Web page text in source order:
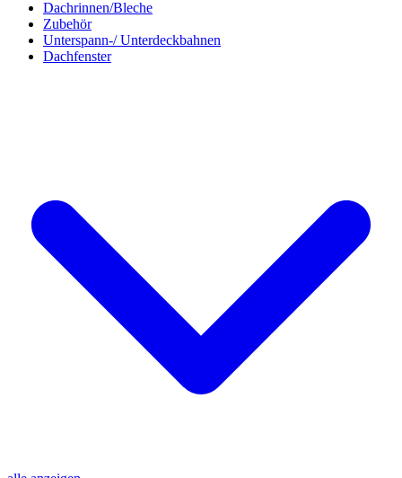
Dachrinnen/Bleche
Zubehör
Unterspann-/ Unterdeckbahnen
Dachfenster